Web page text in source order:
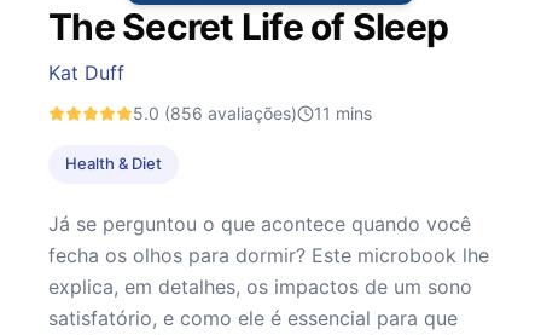
The Secret Life of Sleep
Kat Duff
5.0 (856 avaliações) 11 mins
Health & Diet
Já se perguntou o que acontece quando você
fecha os olhos para dormir? Este microbook lhe
explica, em detalhes, os impactos de um sono
satisfatório, e como ele é essencial para que